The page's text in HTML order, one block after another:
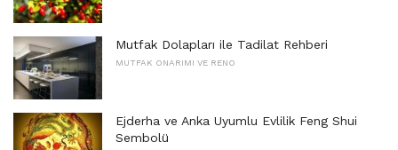
Mutfak Dolapları ile Tadilat Rehberi
MUTFAK ONARIMI VE RENO
Ejderha ve Anka Uyumlu Evlilik Feng Shui
Sembolü